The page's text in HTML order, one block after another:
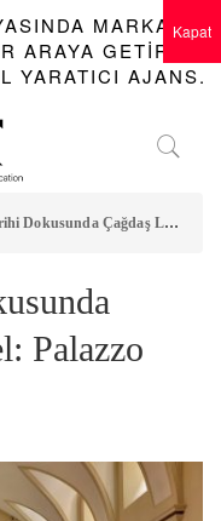
MARKALAR
ARAYA GETIREN
YARATICI AJANS.
Çağdaş Lüks Bir Otel: Palazzo Talìa
Palazzo
Kapat